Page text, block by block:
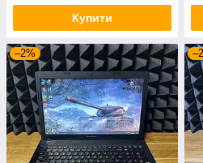
Купити
–2%